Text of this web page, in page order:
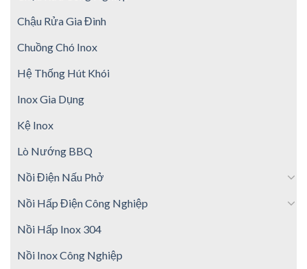
Chậu Rửa Gia Đình
Chuồng Chó Inox
Hệ Thống Hút Khói
Inox Gia Dụng
Kệ Inox
Lò Nướng BBQ
Nồi Điện Nấu Phở
Nồi Hấp Điện Công Nghiệp
Nồi Hấp Inox 304
Nồi Inox Công Nghiệp